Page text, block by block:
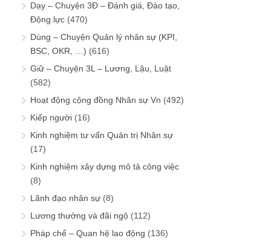
Dạy – Chuyện 3Đ – Đánh giá, Đào tạo,
Động lực (470)
Dùng – Chuyện Quản lý nhân sự (KPI,
BSC, OKR, …) (616)
Giữ – Chuyện 3L – Lương, Lậu, Luật
(582)
Hoạt động cộng đồng Nhân sự Vn (492)
Kiếp người (16)
Kinh nghiệm tư vấn Quản trị Nhân sự
(17)
Kinh nghiệm xây dựng mô tả công việc
(8)
Lãnh đạo nhân sự (8)
Lương thưởng và đãi ngộ (112)
Pháp chế – Quan hệ lao động (136)